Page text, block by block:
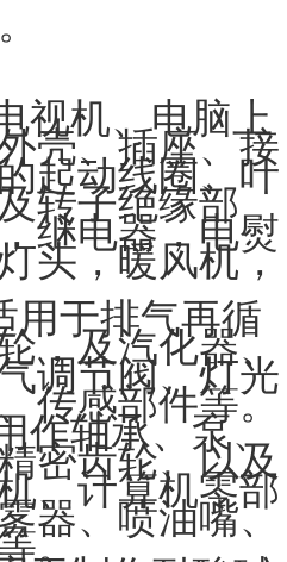
视机、电脑上
壳、插座、接
起动线圈、叶
转子绝缘部
继电器，电熨
头，暖风机，
用于排气再循
，及汽化器、
调节阀、灯光
传感部件等。
作轴承、泵、
密齿轮、以及
、计算机零部
器、喷油嘴、
。